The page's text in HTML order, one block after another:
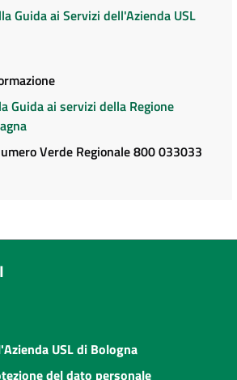
Guida ai Servizi dell'Azienda USL
Guida ai servizi della Regione
Verde Regionale 800 033033
USL di Bologna
del dato personale